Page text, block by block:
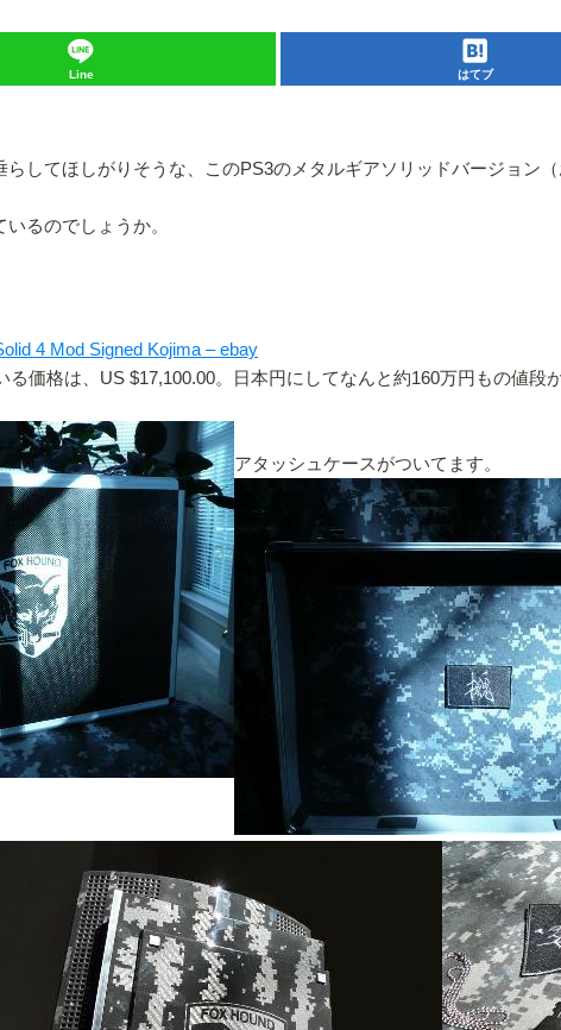
Line はてブ
らしてほしがりそうな、このPS3のメタルギアソリッドバージョン
るのでしょうか。
4 Mod Signed Kojima – ebay
価格は、US $17,100.00。日本円にしてなんと約160万円もの値段
アタッシュケースがついてます。